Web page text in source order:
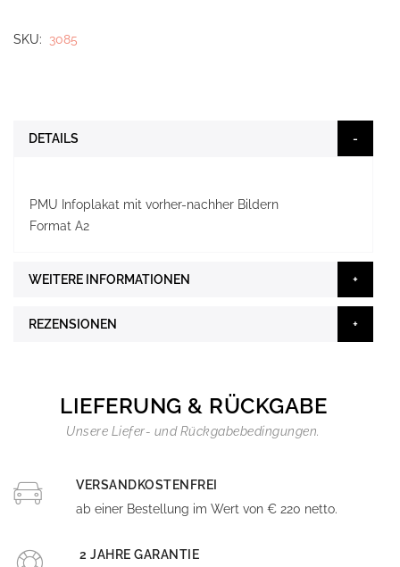
SKU 3085
DETAILS
PMU Infoplakat mit vorher-nachher Bildern
Format A2
WEITERE INFORMATIONEN
REZENSIONEN
LIEFERUNG & RÜCKGABE
Unsere Liefer- und Rückgabebedingungen.
VERSANDKOSTENFREI
ab einer Bestellung im Wert von € 220 netto.
2 JAHRE GARANTIE